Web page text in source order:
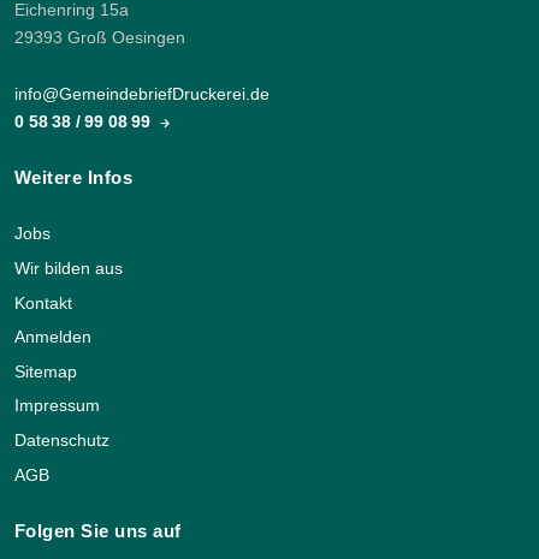
Eichenring 15a
29393 Groß Oesingen
info@GemeindebriefDruckerei.de
0 58 38 / 99 08 99
Weitere Infos
Jobs
Wir bilden aus
Kontakt
Anmelden
Sitemap
Impressum
Datenschutz
AGB
Folgen Sie uns auf